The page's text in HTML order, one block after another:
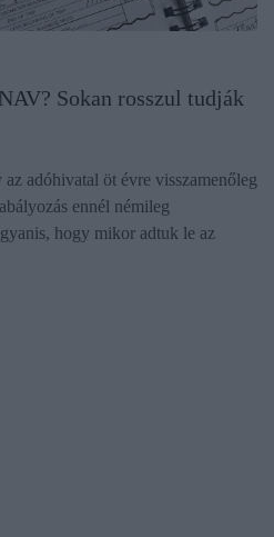
Sokan rosszul tudják
adóhivatal öt évre visszamenőleg
ennél némileg
hogy mikor adtuk le az